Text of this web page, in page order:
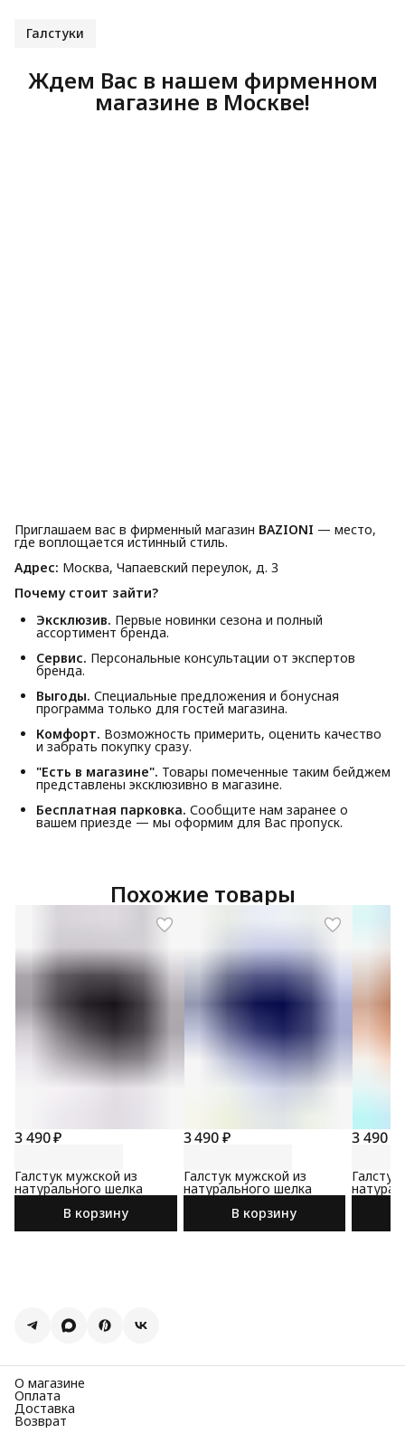
Галстуки
Ждем Вас в нашем фирменном
магазине в Москве!
Приглашаем вас в фирменный магазин BAZIONI — место,
где воплощается истинный стиль.
Адрес: Москва, Чапаевский переулок, д. 3
Почему стоит зайти?
Эксклюзив. Первые новинки сезона и полный
ассортимент бренда.
Сервис. Персональные консультации от экспертов
бренда.
Выгоды. Специальные предложения и бонусная
программа только для гостей магазина.
Комфорт. Возможность примерить, оценить качество
и забрать покупку сразу.
"Есть в магазине". Товары помеченные таким бейджем
представлены эксклюзивно в магазине.
Бесплатная парковка. Сообщите нам заранее о
вашем приезде — мы оформим для Вас пропуск.
Похожие товары
3 490 ₽
Галстук мужской из
натурального шелка
В корзину
3 490 ₽
Галстук мужской из
натурального шелка
В корзину
3 490 ₽
О магазине
Оплата
Доставка
Возврат